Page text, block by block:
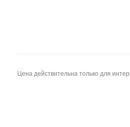
Цена действительна только для